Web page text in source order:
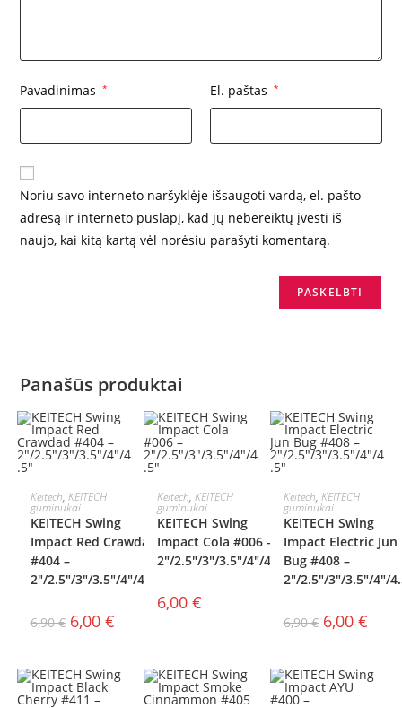
Pavadinimas * El. paštas *
Noriu savo interneto naršyklėje išsaugoti vardą, el. pašto
adresą ir interneto puslapį, kad jų nebereiktų įvesti iš
naujo, kai kitą kartą vėl norėsiu parašyti komentarą.
Panašūs produktai
PASIRINKTI
SAVYBES
Keitech, KEITECH
guminukai
KEITECH Swing
Impact Red Crawdad
#404 –
2″/2.5″/3″/3.5″/4″/4.5″
6,90€ 6,00 €
PASIRINKTI
SAVYBES
Keitech, KEITECH
guminukai
KEITECH Swing
Impact Cola #006 –
2″/2.5″/3″/3.5″/4″/4.5″
6,00 €
PASIRINKTI
SAVYBES
Keitech, KEITECH
guminukai
KEITECH Swing
Impact Electric Jun
Bug #408 –
2″/2.5″/3″/3.5″/4″/
6,90€ 6,00 €